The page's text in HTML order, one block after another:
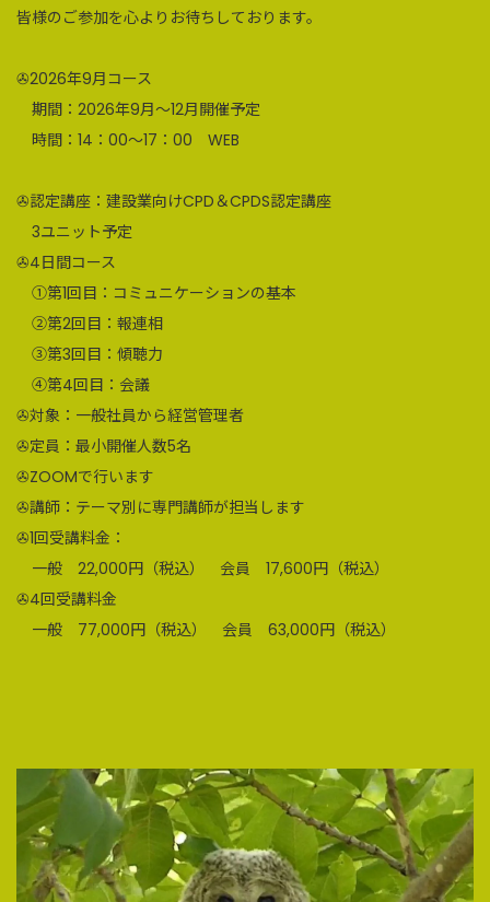
皆様のご参加を心よりお待ちしております。
✇2026年9月コース
期間：2026年9月～12月開催予定
時間：14：00～17：00 WEB
✇認定講座：建設業向けCPD＆CPDS認定講座
3ユニット予定
✇4日間コース
①第1回目：コミュニケーションの基本
②第2回目：報連相
③第3回目：傾聴力
④第4回目：会議
✇対象：一般社員から経営管理者
✇定員：最小開催人数5名
✇ZOOMで行います
✇講師：テーマ別に専門講師が担当します
✇1回受講料金：
一般 22,000円（税込） 会員 17,600円（税込）
✇4回受講料金
一般 77,000円（税込） 会員 63,000円（税込）